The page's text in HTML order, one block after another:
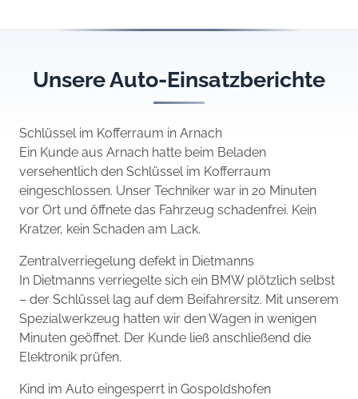
Unsere Auto-Einsatzberichte
Schlüssel im Kofferraum in Arnach
Ein Kunde aus Arnach hatte beim Beladen
versehentlich den Schlüssel im Kofferraum
eingeschlossen. Unser Techniker war in 20 Minuten
vor Ort und öffnete das Fahrzeug schadenfrei. Kein
Kratzer, kein Schaden am Lack.
Zentralverriegelung defekt in Dietmanns
In Dietmanns verriegelte sich ein BMW plötzlich selbst
– der Schlüssel lag auf dem Beifahrersitz. Mit unserem
Spezialwerkzeug hatten wir den Wagen in wenigen
Minuten geöffnet. Der Kunde ließ anschließend die
Elektronik prüfen.
Kind im Auto eingesperrt in Gospoldshofen